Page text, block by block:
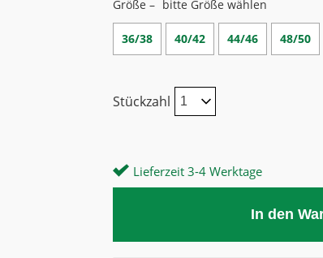
Größe – bitte Größe wählen
36/38 40/42 44/46 48/50
Stückzahl
Lieferzeit 3-4 Werktage
In den